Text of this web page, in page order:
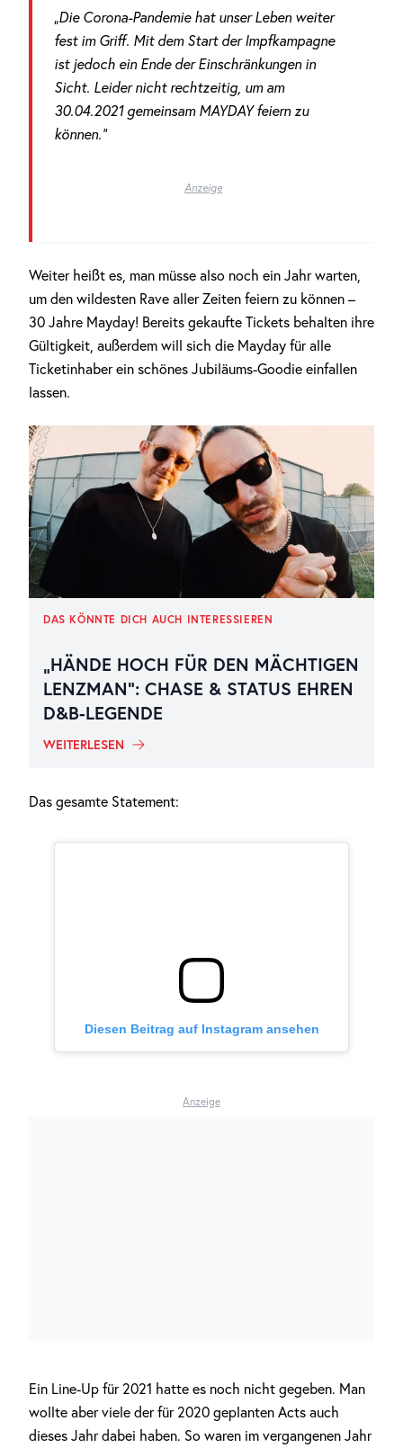
„Die Corona-Pandemie hat unser Leben weiter
fest im Griff. Mit dem Start der Impfkampagne
ist jedoch ein Ende der Einschränkungen in
Sicht. Leider nicht rechtzeitig, um am
30.04.2021 gemeinsam MAYDAY feiern zu
können.“
Anzeige
Weiter heißt es, man müsse also noch ein Jahr warten,
um den wildesten Rave aller Zeiten feiern zu können –
30 Jahre Mayday! Bereits gekaufte Tickets behalten ihre
Gültigkeit, außerdem will sich die Mayday für alle
Ticketinhaber ein schönes Jubiläums-Goodie einfallen
lassen.
DAS KÖNNTE DICH AUCH INTERESSIEREN
„HÄNDE HOCH FÜR DEN MÄCHTIGEN
LENZMAN“: CHASE & STATUS EHREN
D&B-LEGENDE
WEITERLESEN
Das gesamte Statement:
Diesen Beitrag auf Instagram ansehen
Anzeige
Ein Line-Up für 2021 hatte es noch nicht gegeben. Man
wollte aber viele der für 2020 geplanten Acts auch
dieses Jahr dabei haben. So waren im vergangenen Jahr